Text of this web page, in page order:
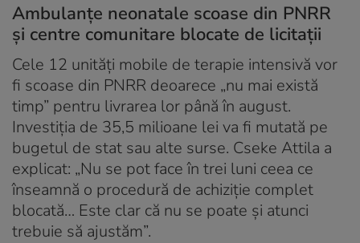
Ambulanțe neonatale scoase din PNRR
și centre comunitare blocate de licitații
Cele 12 unități mobile de terapie intensivă vor
fi scoase din PNRR deoarece „nu mai există
timp” pentru livrarea lor până în august.
Investiția de 35,5 milioane lei va fi mutată pe
bugetul de stat sau alte surse. Cseke Attila a
explicat: „Nu se pot face în trei luni ceea ce
înseamnă o procedură de achiziție complet
blocată… Este clar că nu se poate și atunci
trebuie să ajustăm”.